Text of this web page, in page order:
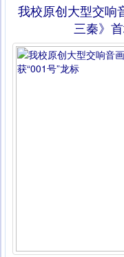
我校原创大型交响
三秦》